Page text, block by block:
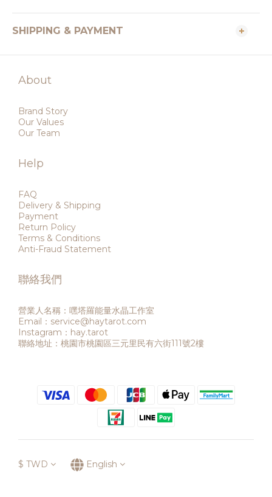
SHIPPING & PAYMENT
About
Brand Story
Our Values
Our Team
Help
FAQ
Delivery & Shipping
Payment
Return Policy
Terms & Conditions
Anti-Fraud Statement
聯絡我們
營業人名稱：嘿塔羅能量水晶工作室
Email：service@haytarot.com
Instagram：hay.tarot
聯絡地址：桃園市桃園區三元里民有六街111號2樓
$ TWD English